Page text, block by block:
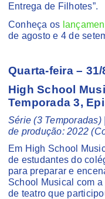
Entrega de Filhotes”.
Conheça os
de agosto e 4 de
Quarta-feira – 31/
High School
Temporada 3,
Série (3
de produção: 2022
Em High School
de estudantes do
para preparar e
School Musical com
de teatro que